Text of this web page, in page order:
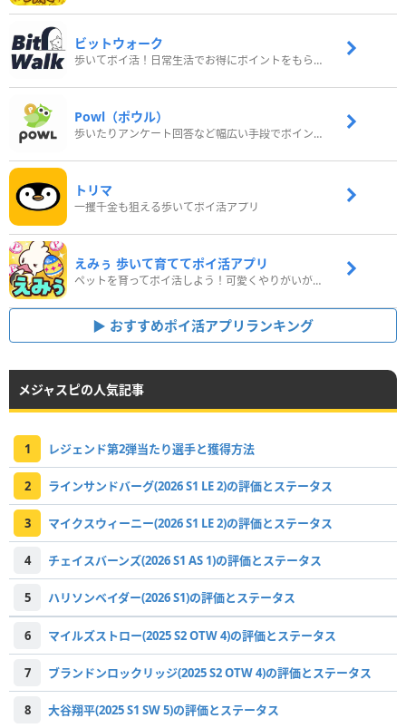
ビットウォーク
歩いてポイ活！日常生活でお得にポイントをもらおう
Powl（ポウル）
歩いたりアンケート回答など幅広い手段でポイントをゲット
トリマ
一攫千金も狙える歩いてポイ活アプリ
えみぅ 歩いて育ててポイ活アプリ
ペットを育ってポイ活しよう！可愛くやりがいがある新感覚アプリ
おすすめポイ活アプリランキング
メジャスピの人気記事
1 レジェンド第2弾当たり選手と獲得方法
2 ラインサンドバーグ(2026 S1 LE 2)の評価とステータス
3 マイクスウィーニー(2026 S1 LE 2)の評価とステータス
4 チェイスバーンズ(2026 S1 AS 1)の評価とステータス
5 ハリソンベイダー(2026 S1)の評価とステータス
6 マイルズストロー(2025 S2 OTW 4)の評価とステータス
7 ブランドンロックリッジ(2025 S2 OTW 4)の評価とステータス
8 大谷翔平(2025 S1 SW 5)の評価とステータス